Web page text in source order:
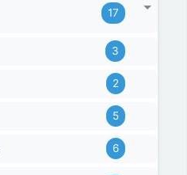
17
3
2
5
6